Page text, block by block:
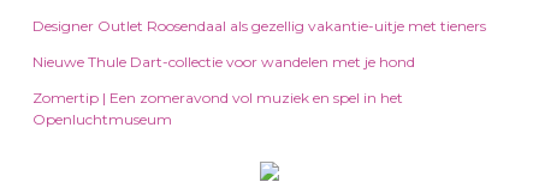
Designer Outlet Roosendaal als gezellig vakantie-uitje met tieners
Nieuwe Thule Dart-collectie voor wandelen met je hond
Zomertip | Een zomeravond vol muziek en spel in het
Openluchtmuseum